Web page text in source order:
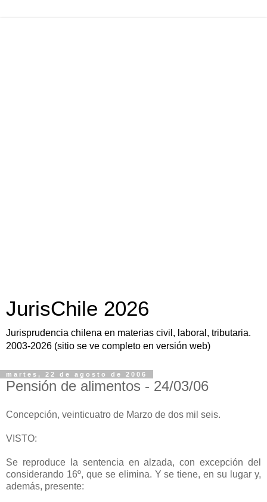
JurisChile 2026
Jurisprudencia chilena en materias civil, laboral, tributaria.
2003-2026 (sitio se ve completo en versión web)
martes, 22 de agosto de 2006
Pensión de alimentos - 24/03/06
Concepción, veinticuatro de Marzo de dos mil seis.
VISTO:
Se reproduce la sentencia en alzada, con excepción del
considerando 16º, que se elimina. Y se tiene, en su lugar y,
además, presente: